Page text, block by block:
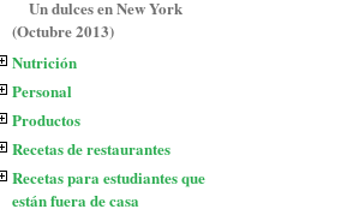
Un dulces en New York
(Octubre 2013)
Nutrición
Personal
Productos
Recetas de restaurantes
Recetas para estudiantes que
están fuera de casa